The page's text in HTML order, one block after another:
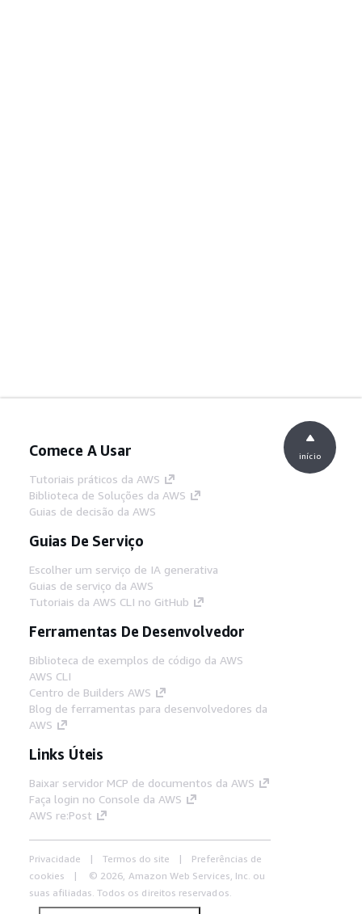
Comece A Usar
Tutoriais práticos da AWS
Biblioteca de Soluções da AWS
Guias de decisão da AWS
Guias De Serviço
Escolher um serviço de IA generativa
Guias de serviço da AWS
Tutoriais da AWS CLI no GitHub
Ferramentas De Desenvolvedor
Biblioteca de exemplos de código da AWS
AWS CLI
Centro de Builders AWS
Blog de ferramentas para desenvolvedores da
AWS
Links Úteis
Baixar servidor MCP de documentos da AWS
Faça login no Console da AWS
AWS re:Post
Privacidade Termos do site
Preferências de
cookies
© 2026, Amazon Web Services, Inc. ou
suas afiliadas. Todos os direitos reservados.
início